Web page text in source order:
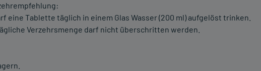
eine Tablette täglich in einem Glas Wasser (200 ml) aufgelöst trinken.
Verzehrsmenge darf nicht überschritten werden.